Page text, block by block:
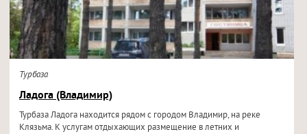
Турбаза
Ладога (Владимир)
Турбаза Ладога находится рядом с городом Владимир, на реке
Клязьма. К услугам отдыхающих размещение в летних и